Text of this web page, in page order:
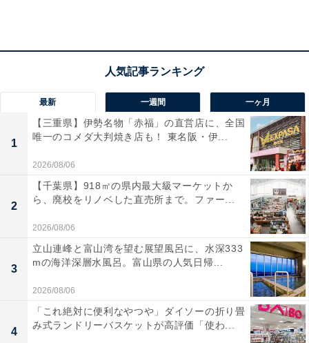
まぜるシェイク 南国パイン
パインソースに、「モスシェイク バニラ」を合わせたシ
ェイク。パインソースとバニラシェイクを混ぜ合わせな
がら楽しむ一品です。各セット価格に＋110円で、セッ
トメニューのドリンクとしても選べます。
■まるごと！レモンのジンジャーエールwith南国パイン
ソース<タイ産パイン果肉1.0％使用>（Lサイズカップで
最新 一週間 一ヶ月
1
【三重県】伊勢名物「赤福」の直営店に、全国
唯一のコメダ大判焼き店も！ 東名阪・伊...
2026/08/06
2
【千葉県】918㎡の県内最大級マーケットか
ら、廃校をリノベした直売所まで。ファー...
2026/08/06
3
立山連峰と富山湾を望む展望風呂に、水深333
mの海洋深層水風呂。富山県の人気日帰...
2026/08/06
4
「これ絶対に便利なやつや」ダイソーの折り畳
み式ランドリーバスケットが高評価「使わ...